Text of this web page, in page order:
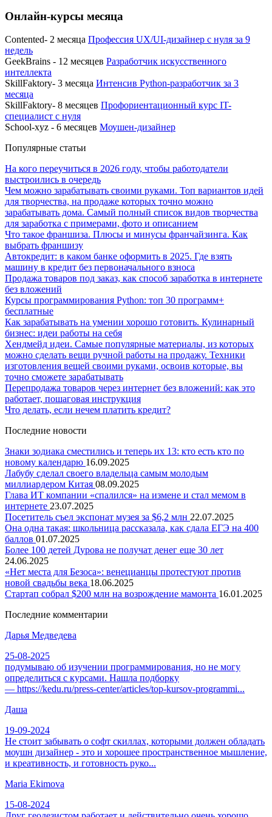
Онлайн-курсы месяца
Contented- 2 месяца Профессия UX/UI-дизайнер с нуля за 9
недель
GeekBrains - 12 месяцев Разработчик искусственного
интеллекта
SkillFaktory- 3 месяца Интенсив Python-разработчик за 3
месяца
SkillFaktory- 8 месяцев Профориентационный курс IT-
специалист с нуля
School-xyz - 6 месяцев Моушен-дизайнер
Популярные статьи
На кого переучиться в 2026 году, чтобы работодатели
выстроились в очередь
Чем можно зарабатывать своими руками. Топ вариантов идей
для творчества, на продаже которых точно можно
зарабатывать дома. Самый полный список видов творчества
для заработка с примерами, фото и описанием
Что такое франшиза. Плюсы и минусы франчайзинга. Как
выбрать франшизу
Автокредит: в каком банке оформить в 2025. Где взять
машину в кредит без первоначального взноса
Продажа товаров под заказ, как способ заработка в интернете
без вложений
Курсы программирования Python: топ 30 программ+
бесплатные
Как зарабатывать на умении хорошо готовить. Кулинарный
бизнес: идеи работы на себя
Хендмейд идеи. Самые популярные материалы, из которых
можно сделать вещи ручной работы на продажу. Техники
изготовления вещей своими руками, освоив которые, вы
точно сможете зарабатывать
Перепродажа товаров через интернет без вложений: как это
работает, пошаговая инструкция
Что делать, если нечем платить кредит?
Последние новости
Знаки зодиака сместились и теперь их 13: кто есть кто по
новому календарю 16.09.2025
Лабубу сделал своего владельца самым молодым
миллиардером Китая 08.09.2025
Глава ИТ компании «спалился» на измене и стал мемом в
интернете 23.07.2025
Посетитель съел экспонат музея за $6,2 млн 22.07.2025
Она одна такая: школьница рассказала, как сдала ЕГЭ на 400
баллов 01.07.2025
Более 100 детей Дурова не получат денег еще 30 лет
24.06.2025
«Нет места для Безоса»: венецианцы протестуют против
новой свадьбы века 18.06.2025
Стартап собрал $200 млн на возрождение мамонта 16.01.2025
Последние комментарии
Дарья Медведева
25-08-2025
подумываю об изучении программирования, но не могу
определиться с курсами. Нашла подборку
— https://kedu.ru/press-center/articles/top-kursov-programmi...
Даша
19-09-2024
Не стоит забывать о софт скиллах, которыми должен обладать
моушн дизайнер - это и хорошее пространственное мышление,
и креативность, и готовность руко...
Maria Ekimova
15-08-2024